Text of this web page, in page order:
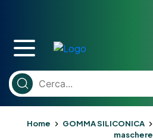
Home GOMMA SILICONICA
maschere